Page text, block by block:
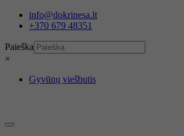
info@dokrinesa.lt
+370 679 48351
Paieška
×
Gyvūnų viešbutis